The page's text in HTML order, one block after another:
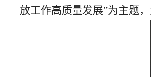
放工作高质量发展”为主题